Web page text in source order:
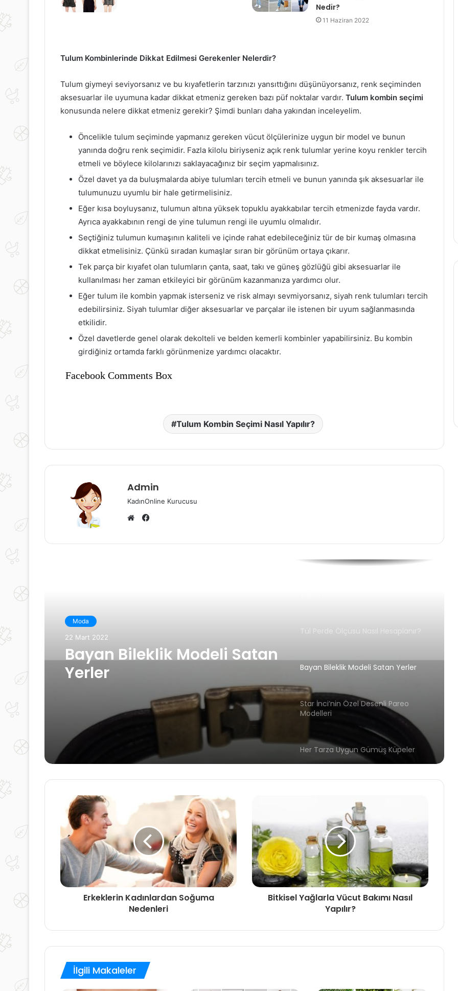
Nedir?
11 Haziran 2022
Tulum Kombinlerinde Dikkat Edilmesi Gerekenler Nelerdir?
Tulum giymeyi seviyorsanız ve bu kıyafetlerin tarzınızı yansıttığını düşünüyorsanız, renk seçiminden
aksesuarlar ile uyumuna kadar dikkat etmeniz gereken bazı püf noktalar vardır. Tulum kombin seçimi
konusunda nelere dikkat etmeniz gerekir? Şimdi bunları daha yakından inceleyelim.
Öncelikle tulum seçiminde yapmanız gereken vücut ölçülerinize uygun bir model ve bunun
yanında doğru renk seçimidir. Fazla kilolu biriyseniz açık renk tulumlar yerine koyu renkler tercih
etmeli ve böylece kilolarınızı saklayacağınız bir seçim yapmalısınız.
Özel davet ya da buluşmalarda abiye tulumları tercih etmeli ve bunun yanında şık aksesuarlar ile
tulumunuzu uyumlu bir hale getirmelisiniz.
Eğer kısa boyluysanız, tulumun altına yüksek topuklu ayakkabılar tercih etmenizde fayda vardır.
Ayrıca ayakkabının rengi de yine tulumun rengi ile uyumlu olmalıdır.
Seçtiğiniz tulumun kumaşının kaliteli ve içinde rahat edebileceğiniz tür de bir kumaş olmasına
dikkat etmelisiniz. Çünkü sıradan kumaşlar sıran bir görünüm ortaya çıkarır.
Tek parça bir kıyafet olan tulumların çanta, saat, takı ve güneş gözlüğü gibi aksesuarlar ile
kullanılması her zaman etkileyici bir görünüm kazanmanıza yardımcı olur.
Eğer tulum ile kombin yapmak isterseniz ve risk almayı sevmiyorsanız, siyah renk tulumları tercih
edebilirsiniz. Siyah tulumlar diğer aksesuarlar ve parçalar ile istenen bir uyum sağlanmasında
etkilidir.
Özel davetlerde genel olarak dekolteli ve belden kemerli kombinler yapabilirsiniz. Bu kombin
girdiğiniz ortamda farklı görünmenize yardımcı olacaktır.
Facebook Comments Box
Tulum Kombin Seçimi Nasıl Yapılır?
Admin
KadınOnline Kurucusu
sitesi
Facebook
Moda
2 Mart 2022
Star İnci’nin Özel Desenli
Pareo Modelleri
GOORİN BROS ASLANLI BERE
Yapılır?
Bayan Bileklik Modeli Satan Yerler
Star İnci’nin Özel Desenli Pareo
Her Tarza Uygun Gümüş Küpeler
BİSİKLET YAKA ERKEK TİŞÖRTLER NASIL
KOMBİNLENİR?
GOORİN BROS ASLANLI BERE
MODELLERİ HATQUARTERS’DA
Bu Seneye Özel Kış Gelinlik Modelleri
Erkeklerin Kadınlardan Soğuma
Nedenleri
Bitkisel Yağlarla Vücut Bakımı Nasıl
Yapılır?
İlgili Makaleler
17 Şubat 2025
Göz Sağlığı İçin Beslenme:
İçin Alınacak Önlemler
Gizli
Şekerin
KIYMALI
LAZANYA